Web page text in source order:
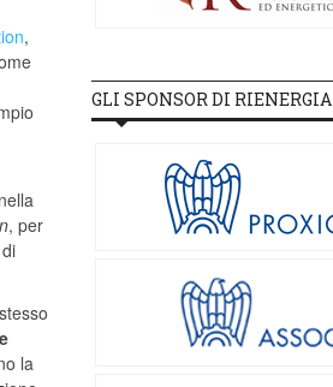
,
, per
la
GLI SPONSOR DI RIENERGIA